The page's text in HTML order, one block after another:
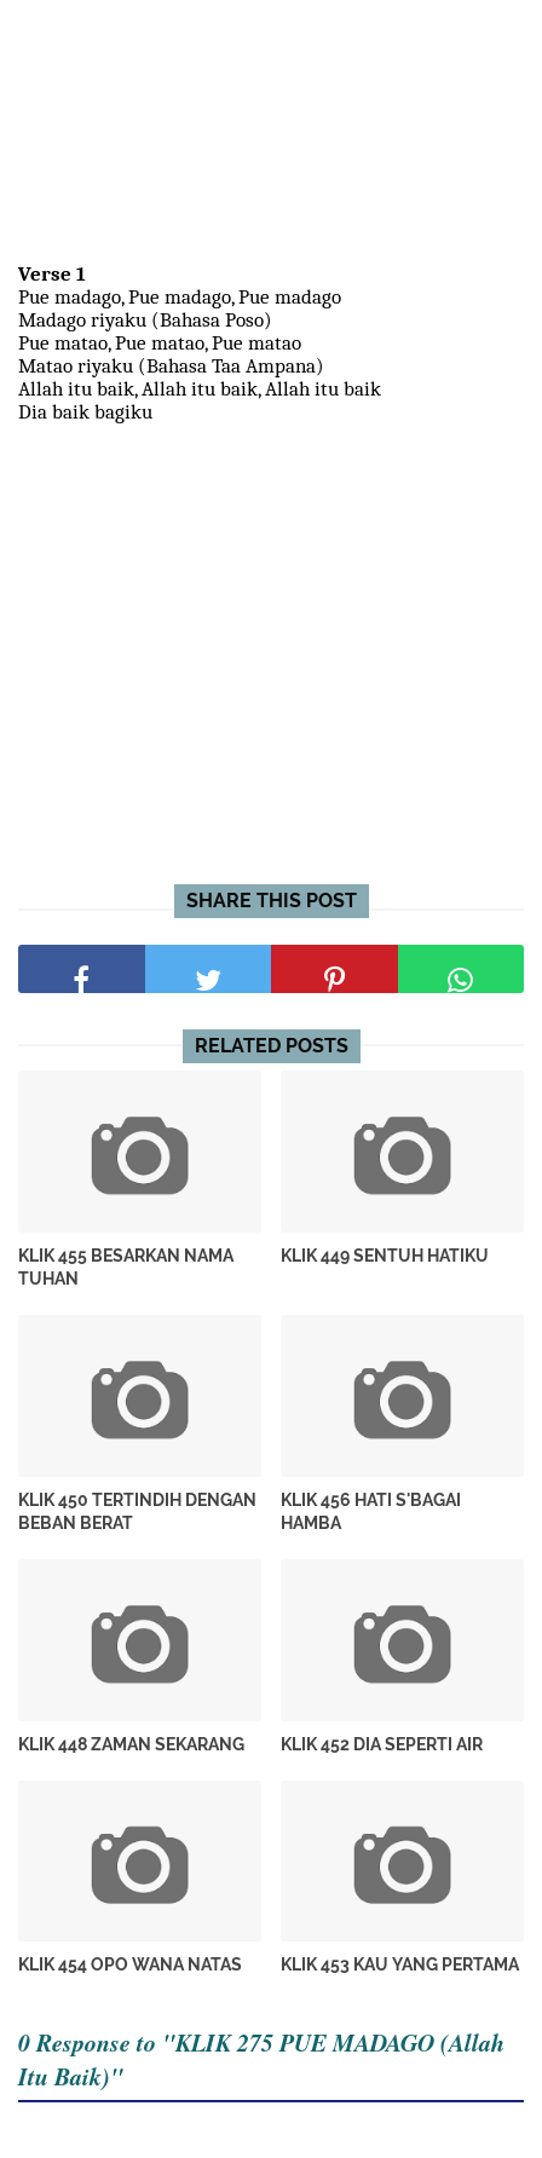
Verse 1
Pue madago, Pue madago, Pue madago
Madago riyaku (Bahasa Poso)
Pue matao, Pue matao, Pue matao
Matao riyaku (Bahasa Taa Ampana)
Allah itu baik, Allah itu baik, Allah itu baik
Dia baik bagiku
SHARE THIS POST
RELATED POSTS
KLIK 455 BESARKAN NAMA
TUHAN
KLIK 449 SENTUH HATIKU
KLIK 450 TERTINDIH DENGAN
BEBAN BERAT
KLIK 456 HATI S'BAGAI
HAMBA
KLIK 448 ZAMAN SEKARANG KLIK 452 DIA SEPERTI AIR
KLIK 454 OPO WANA NATAS KLIK 453 KAU YANG PERTAMA
0 Response to "KLIK 275 PUE MADAGO (Allah
Itu Baik)"